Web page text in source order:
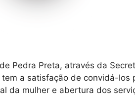
Pedra Preta, através da
a satisfação de convidá-los
da mulher e abertura dos